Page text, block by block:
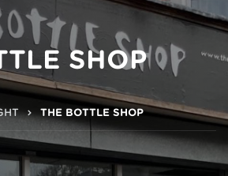
SHOP
THE BOTTLE SHOP